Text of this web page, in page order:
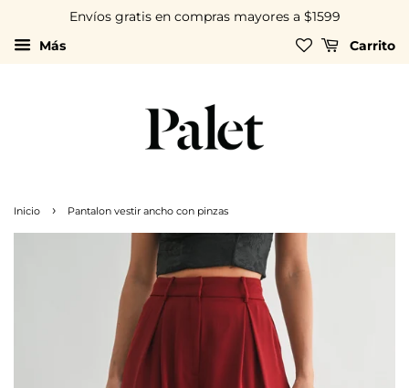
Envíos gratis en compras mayores a $1599
Más
Carrito
Inicio › Pantalon vestir ancho con pinzas